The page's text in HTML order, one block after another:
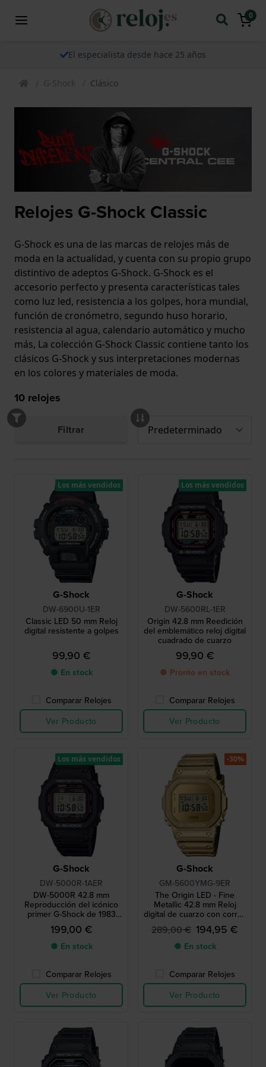
0
El especialista desde hace 25 años
G-Shock Clásico
Relojes G-Shock Classic
G-Shock es una de las marcas de relojes más de
moda en la actualidad, y cuenta con su propio grupo
distintivo de adeptos G-Shock. G-Shock es el
accesorio perfecto y presenta características tales
como luz led, resistencia a los golpes, hora mundial,
función de cronómetro, segundo huso horario,
resistencia al agua, calendario automático y mucho
más, La colección G-Shock Classic contiene tanto los
clásicos G-Shock y sus interpretaciones modernas
en los colores y materiales de moda.
10 relojes
Filtrar
G-Shock
DW-6900U-1ER
Classic LED 50 mm Reloj
digital resistente a golpes
99,90 €
● En stock
Comparar Relojes
Ver Producto
Los más vendidos
G-Shock
DW-5600RL-1ER
Origin 42.8 mm Reedición
del emblemático reloj digital
cuadrado de cuarzo
99,90 €
● Pronto en stock
Comparar Relojes
Ver Producto
Los más vendidos
G-Shock
DW-5000R-1AER
DW-5000R 42.8 mm
Reproducción del icónico
primer G-Shock de 1983
con caja de acero
199,00 €
● En stock
Comparar Relojes
Ver Producto
Los más vendidos
G-Shock
GM-5600YMG-9ER
The Origin LED - Fine
Metallic 42.8 mm Reloj
digital de cuarzo con correa
de silicona de apariencia
metálica única
289,00 € 194,95 €
● En stock
Comparar Relojes
Ver Producto
-30%